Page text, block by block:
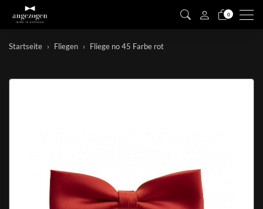
0
Startseite Fliegen Fliege no 45 Farbe rot